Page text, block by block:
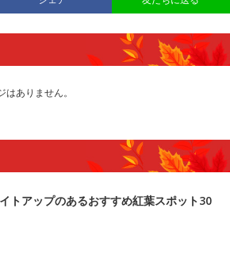
ありません。
トアップのあるおすすめ紅葉スポット30